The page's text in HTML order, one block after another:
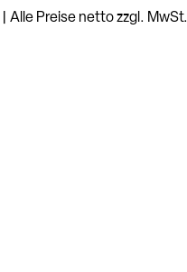
| Alle Preise netto zzgl. MwSt.